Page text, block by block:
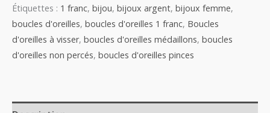
Étiquettes : 1 franc, bijou, bijoux argent, bijoux femme,
boucles d'oreilles, boucles d'oreilles 1 franc, Boucles
d'oreilles à visser, boucles d'oreilles médaillons, boucles
d'oreilles non percés, boucles d'oreilles pinces